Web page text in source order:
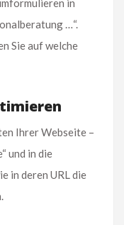
in
…“.
Sie auf welche
Ihrer Webseite –
und in die
in deren URL die